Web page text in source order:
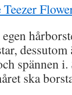
Teezer
spännen
ska